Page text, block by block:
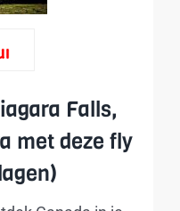
Falls,
met deze fly